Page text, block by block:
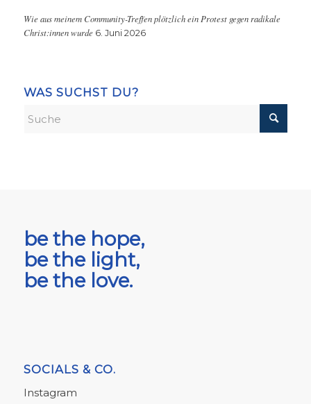
Wie aus meinem Community-Treffen plötzlich ein Protest gegen radikale
Christ:innen wurde 6. Juni 2026
WAS SUCHST DU?
be the hope,
be the light,
be the love.
SOCIALS & CO.
Instagram